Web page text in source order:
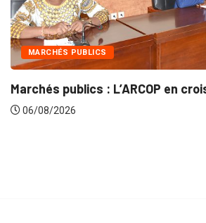
pour plus...
INTÉGRATION
Gestion